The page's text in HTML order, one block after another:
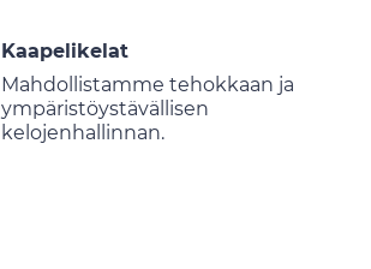
Kaapelikelat
Mahdollistamme tehokkaan ja
ympäristöystävällisen
kelojenhallinnan.